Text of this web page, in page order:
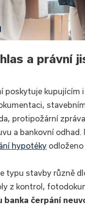
a právní
poskytuje
protipožární
a bankovní
hypotéky
typu stavby různě
z kontrol,
banka čerpání